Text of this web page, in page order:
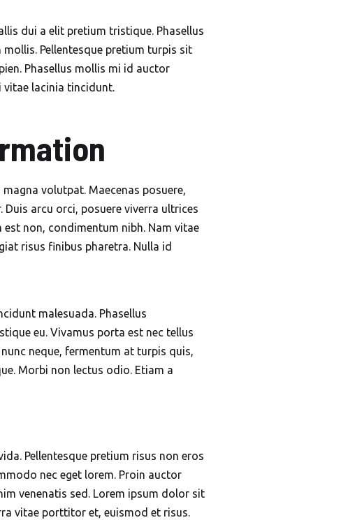
dui a elit pretium tristique. Phasellus
Pellentesque pretium turpis sit
Phasellus mollis mi id auctor
vitae lacinia tincidunt.
volutpat. Maecenas posuere,
arcu orci, posuere viverra ultrices
non, condimentum nibh. Nam vitae
risus finibus pharetra. Nulla id
malesuada. Phasellus
eu. Vivamus porta est nec tellus
neque, fermentum at turpis quis,
Morbi non lectus odio. Etiam a
Pellentesque pretium risus non eros
nec eget lorem. Proin auctor
venenatis sed. Lorem ipsum dolor sit
vitae porttitor et, euismod et risus.